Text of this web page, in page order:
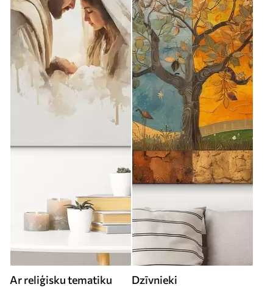
Ar reliģisku tematiku Dzīvnieki